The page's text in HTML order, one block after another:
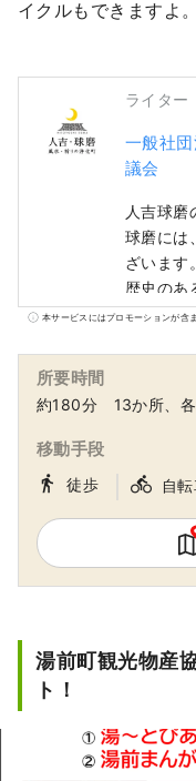
イクルもできますよ。
ライター
一般社
議会
人吉球磨
球磨には
ざいます
歴史のあ
やお友達
お越しく
本サービスにはプロモーションが含
所要時間
約180分 13か所、各
移動手段
directions_walk
徒歩 ｜directions_bike 自
湯前町観光物産
ト！